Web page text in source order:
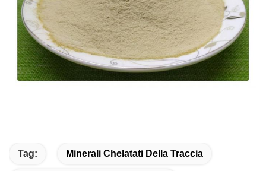
Tag: Minerali Chelatati Della Traccia